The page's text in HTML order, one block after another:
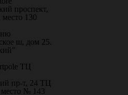
проспект,
130
ш, дом 25.
ТЦ
пр-т, 24 ТЦ
№ 143